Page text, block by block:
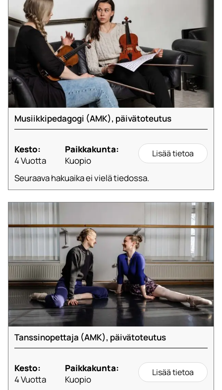
Musiikkipedagogi (AMK), päivätoteutus
Kesto:
4 Vuotta
Paikkakunta:
Kuopio
Lisää tietoa
Seuraava hakuaika ei vielä tiedossa.
Tanssinopettaja (AMK), päivätoteutus
Kesto:
4 Vuotta
Paikkakunta:
Kuopio
Lisää tietoa